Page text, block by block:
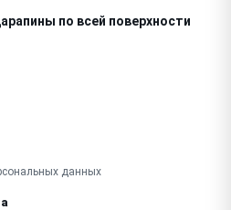
по всей поверхности
данных